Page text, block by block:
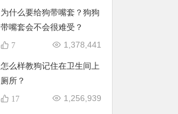
为什么要给狗带嘴套？狗狗
带嘴套会不会很难受？
1,378,441
7
怎么样教狗记住在卫生间上
厕所？
1,256,939
17